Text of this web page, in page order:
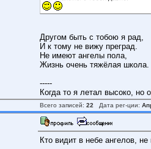
Другом быть с тобою я рад,
И к тому не вижу преград.
Не имеют ангелы пола,
Жизнь очень тяжёлая школа.
-----
Когда то я летал высоко, но
Всего записей: 22 Дата рег-ции:
Кто видит в небе ангелов,